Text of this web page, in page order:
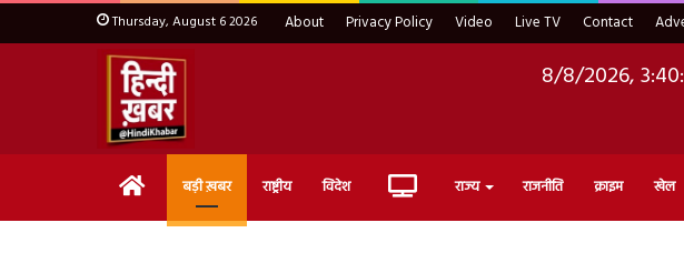
Thursday, August 6 2026 About Privacy Policy Video Live TV Contact
8/8/2026,
Home बड़ी ख़बर राष्ट्रीय विदेश Live राज्य राजनीति क्राइम खेल